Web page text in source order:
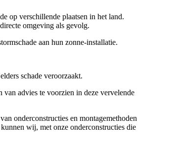
op verschillende plaatsen in het land.
omgeving als gevolg.
aan hun zonne-installatie.
schade veroorzaakt.
advies te voorzien in deze vervelende
onderconstructies en montagemethoden
wij, met onze onderconstructies die